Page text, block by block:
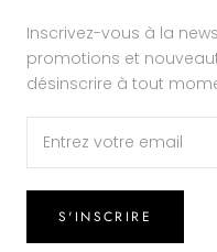
Inscrivez-vous à la
promotions et
désinscrire à tout
S'INSCRIRE